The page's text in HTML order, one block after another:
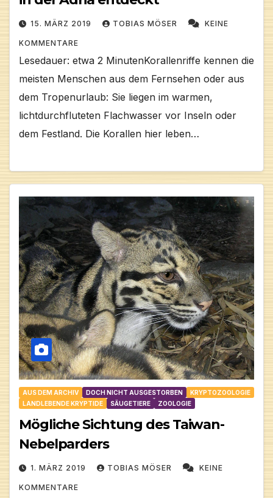
15. MÄRZ 2019 TOBIAS MÖSER KEINE
KOMMENTARE
Lesedauer: etwa 2 MinutenKorallenriffe kennen die
meisten Menschen aus dem Fernsehen oder aus
dem Tropenurlaub: Sie liegen im warmen,
lichtdurchfluteten Flachwasser vor Inseln oder
dem Festland. Die Korallen hier leben…
AUS DEM ARCHIV DOCH NICHT AUSGESTORBEN
KRYPTOZOOLOGIE
LANDLEBENDE KRYPTIDE
SÄUGETIERE ZOOLOGIE
Mögliche Sichtung des Taiwan-
Nebelparders
1. MÄRZ 2019 TOBIAS MÖSER KEINE
KOMMENTARE